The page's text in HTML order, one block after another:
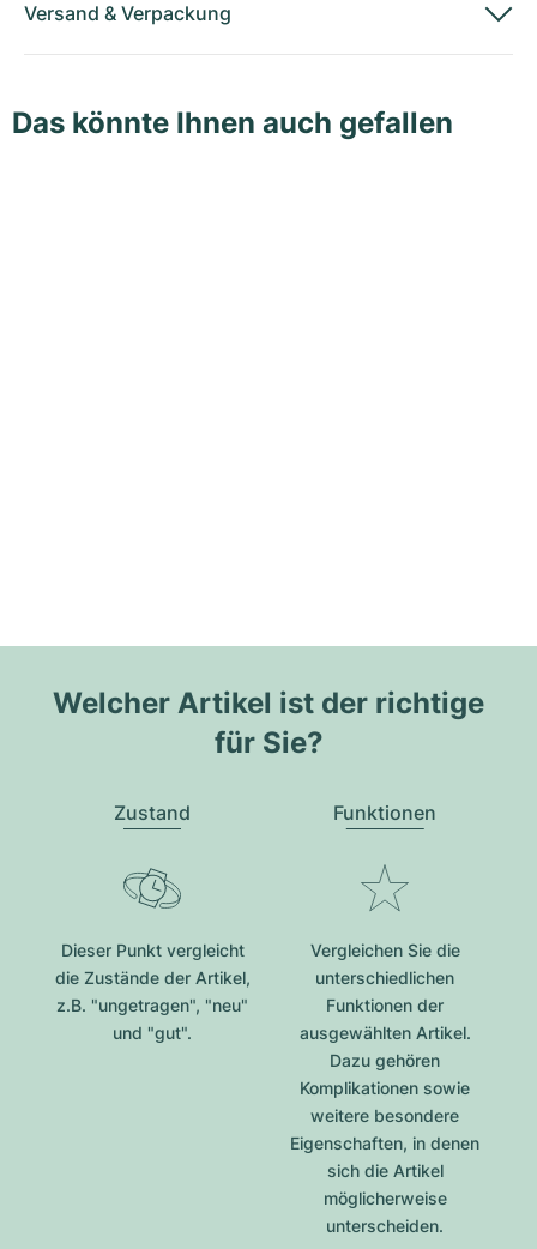
Versand & Verpackung
Das könnte Ihnen auch gefallen
Welcher Artikel ist der richtige
für Sie?
Zustand
Dieser Punkt vergleicht
die Zustände der Artikel,
z.B. "ungetragen", "neu"
und "gut".
Funktionen
Vergleichen Sie die
unterschiedlichen
Funktionen der
ausgewählten Artikel.
Dazu gehören
Komplikationen sowie
weitere besondere
Eigenschaften, in denen
sich die Artikel
möglicherweise
unterscheiden.